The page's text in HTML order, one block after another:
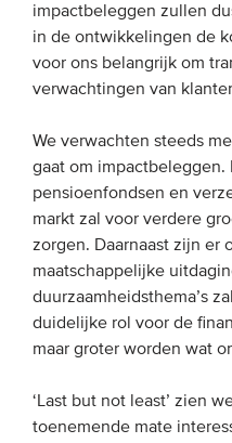
impactbeleggen zullen
in de ontwikkelingen de
voor ons belangrijk om
verwachtingen van
We verwachten steeds
gaat om impactbeleggen.
pensioenfondsen en
markt zal voor verdere
zorgen. Daarnaast zijn er
maatschappelijke
duurzaamheidsthema’s
duidelijke rol voor de
maar groter worden wat
‘Last but not least’ zien
toenemende mate